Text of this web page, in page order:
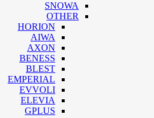
SNOWA
OTHER
HORION
AIWA
AXON
BENESS
BLEST
EMPERIAL
EVVOLI
ELEVIA
GPLUS